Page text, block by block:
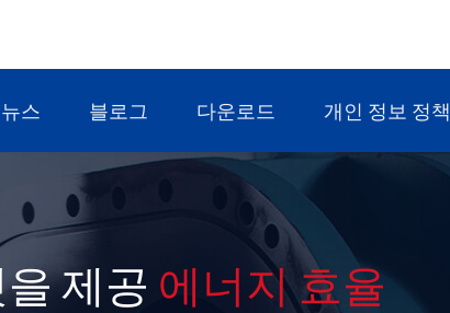
뉴스 블로그 다운로드 개인 정보 정책
제공 에너지 효율